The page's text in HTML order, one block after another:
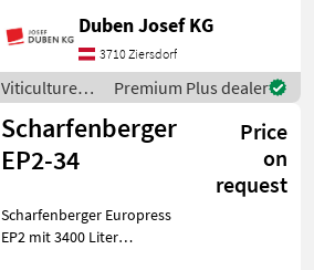
verschiebbaren Türen,
vollautomatische
Steuerung, Display seitlich,
Zentralbefüllungsansch
Duben Josef KG
3710 Ziersdorf
Viticulture
equipment /
Scharfenberger
Premium Plus dealer
Scharfenberger
EP2-34
Price
on
request
Scharfenberger Europress
EP2 mit 3400 Liter